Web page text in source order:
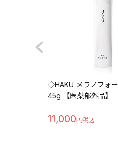
◇HAKU メラノフォ
45g 【医薬部外品】
11,000